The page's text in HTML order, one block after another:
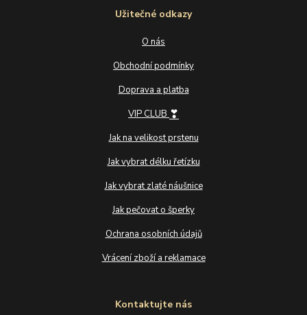
Užitečné odkazy
O nás
Obchodní podmínky
Doprava a platba
VIP CLUB ❣
Jak na velikost prstenu
Jak vybrat délku řetízku
Jak vybrat zlaté náušnice
Jak pečovat o šperky
Ochrana osobních údajů
Vrácení zboží a reklamace
Kontaktujte nás